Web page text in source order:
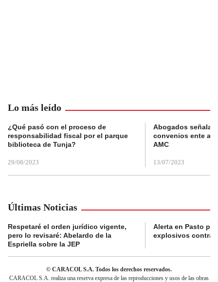
Lo más leído
¿Qué pasó con el proceso de
responsabilidad fiscal por el parque
biblioteca de Tunja?
29/08/2023
Abogados
convenios ente
AMC
13/07/2023
Últimas Noticias
Respetaré el orden jurídico vigente,
pero lo revisaré: Abelardo de la
Espriella sobre la JEP
Alerta en Pasto
explosivos contra
© CARACOL S.A. Todos los derechos reservados.
CARACOL S.A. realiza una reserva expresa de las reproducciones y usos de las obras